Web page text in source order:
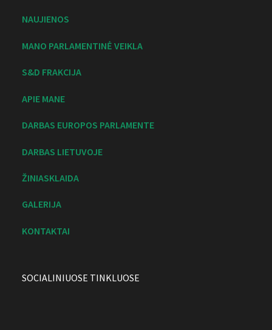
NAUJIENOS
MANO PARLAMENTINĖ VEIKLA
S&D FRAKCIJA
APIE MANE
DARBAS EUROPOS PARLAMENTE
DARBAS LIETUVOJE
ŽINIASKLAIDA
GALERIJA
KONTAKTAI
SOCIALINIUOSE TINKLUOSE